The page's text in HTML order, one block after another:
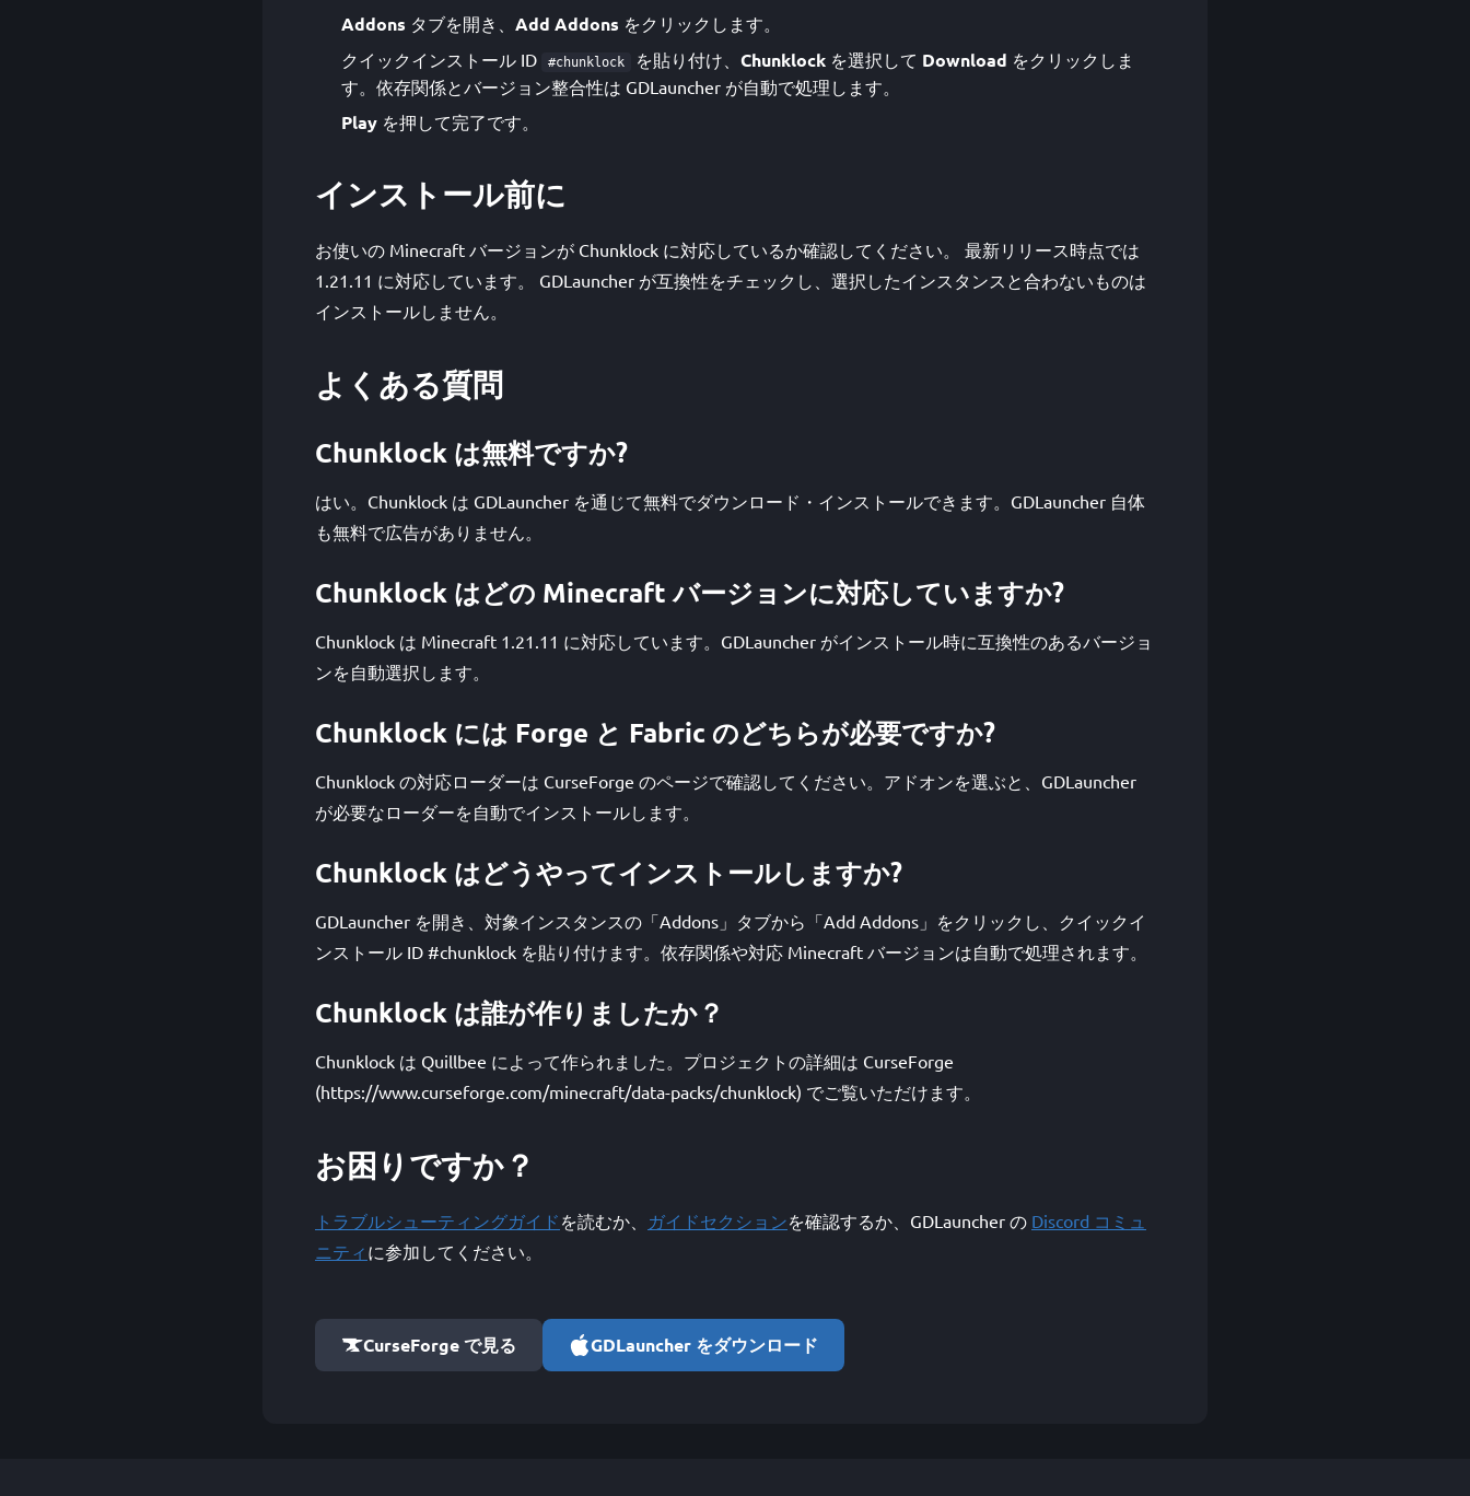
Addons タブを開き、 Add Addons をクリックします。
クイックインストール ID
#chunklock を貼り付け、 Chunklock を選択して Download をクリックしま
す。依存関係とバージョン整合性は GDLauncher が自動で処理します。
Play を押して完了です。
インストール前に
お使いの Minecraft バージョンが Chunklock に対応しているか確認してください。 最新リリース時点では
1.21.11 に対応しています。 GDLauncher が互換性をチェックし、選択したインスタンスと合わないものは
インストールしません。
よくある質問
Chunklock は無料ですか?
はい。Chunklock は GDLauncher を通じて無料でダウンロード・インストールできます。GDLauncher 自体
も無料で広告がありません。
Chunklock はどの Minecraft バージョンに対応していますか?
Chunklock は Minecraft 1.21.11 に対応しています。GDLauncher がインストール時に互換性のあるバージョ
ンを自動選択します。
Chunklock には Forge と Fabric のどちらが必要ですか?
Chunklock の対応ローダーは CurseForge のページで確認してください。アドオンを選ぶと、GDLauncher
が必要なローダーを自動でインストールします。
Chunklock はどうやってインストールしますか?
GDLauncher を開き、対象インスタンスの「Addons」タブから「Add Addons」をクリックし、クイックイ
ンストール ID #chunklock を貼り付けます。依存関係や対応 Minecraft バージョンは自動で処理されます。
Chunklock は誰が作りましたか？
Chunklock は Quillbee によって作られました。プロジェクトの詳細は CurseForge
(https://www.curseforge.com/minecraft/data-packs/chunklock) でご覧いただけます。
お困りですか？
トラブルシューティングガイド を読むか、 ガイドセクションを確認するか、GDLauncher の Discord コミュ
ニティ に参加してください。
CurseForge で見る GDLauncher をダウンロード